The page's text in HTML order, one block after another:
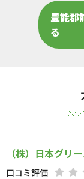
豊能郡
る
（株）日本グリ
口コミ評価